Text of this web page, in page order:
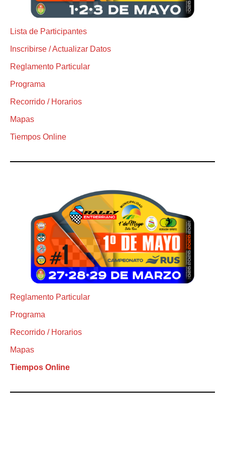
Lista de Participantes
Inscribirse / Actualizar Datos
Reglamento Particular
Programa
Recorrido / Horarios
Mapas
Tiempos Online
Reglamento Particular
Programa
Recorrido / Horarios
Mapas
Tiempos Online